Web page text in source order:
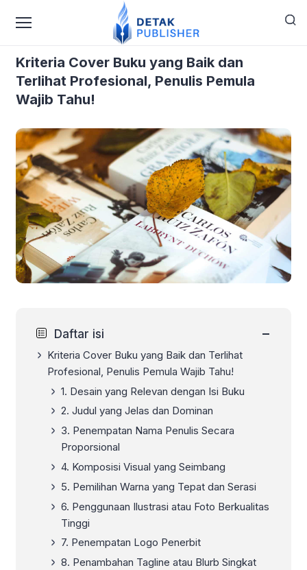
Kriteria Cover Buku yang Baik dan
Kriteria Cover Buku yang Baik dan
Terlihat Profesional, Penulis Pemula
Wajib Tahu!
Daftar isi −
Kriteria Cover Buku yang Baik dan Terlihat
Profesional, Penulis Pemula Wajib Tahu!
1. Desain yang Relevan dengan Isi Buku
2. Judul yang Jelas dan Dominan
3. Penempatan Nama Penulis Secara
Proporsional
4. Komposisi Visual yang Seimbang
5. Pemilihan Warna yang Tepat dan Serasi
6. Penggunaan Ilustrasi atau Foto Berkualitas
Tinggi
7. Penempatan Logo Penerbit
8. Penambahan Tagline atau Blurb Singkat